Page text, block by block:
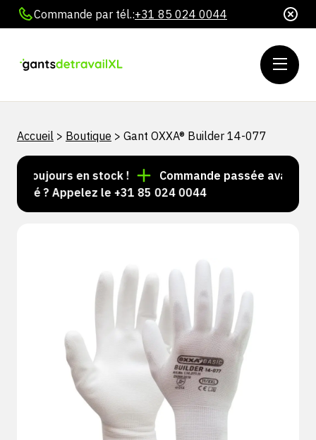
Commande par tél.:+31 85 024 0044
Accueil > Boutique > Gant OXXA® Builder 14-077
toujours en stock !
Commande passée avant 15 h
? Appelez le +31 85 024 0044